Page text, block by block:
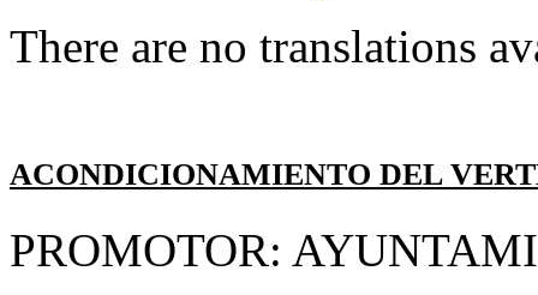
There are no translations
ACONDICIONAMIENTO DEL
PROMOTOR: